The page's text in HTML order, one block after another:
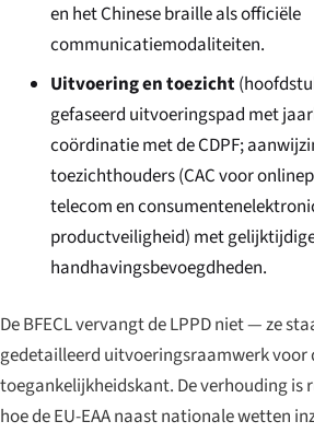
en het Chinese braille als officiële
communicatiemodaliteiten.
Uitvoering en toezicht
gefaseerd uitvoeringspad met
coördinatie met de CDPF;
toezichthouders (CAC voor
telecom en
productveiligheid) met
handhavingsbevoegdheden.
De BFECL vervangt de LPPD niet — ze
gedetailleerd uitvoeringsraamwerk voor
toegankelijkheidskant. De verhouding is
hoe de EU-EAA naast nationale wetten